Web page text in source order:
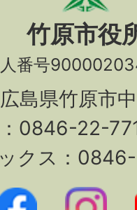
竹原市役
番号
島県竹原市
0846-22-
クス：